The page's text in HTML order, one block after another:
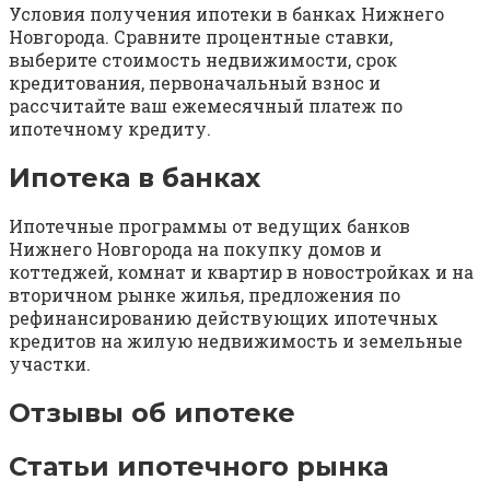
Условия получения ипотеки в банках Нижнего
Новгорода. Сравните процентные ставки,
выберите стоимость недвижимости, срок
кредитования, первоначальный взнос и
рассчитайте ваш ежемесячный платеж по
ипотечному кредиту.
Ипотека в банках
Ипотечные программы от ведущих банков
Нижнего Новгорода на покупку домов и
коттеджей, комнат и квартир в новостройках и на
вторичном рынке жилья, предложения по
рефинансированию действующих ипотечных
кредитов на жилую недвижимость и земельные
участки.
Отзывы об ипотеке
Статьи ипотечного рынка